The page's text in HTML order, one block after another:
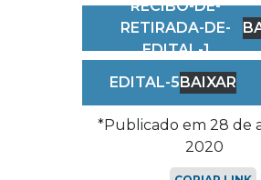
RECIBO-DE-
RETIRADA-DE-
EDITAL-1
EDITAL-5BAIXAR
*Publicado em 28 de
2020